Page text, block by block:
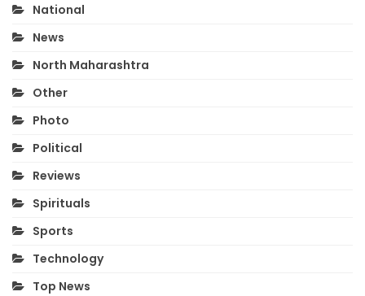
National
News
North Maharashtra
Other
Photo
Political
Reviews
Spirituals
Sports
Technology
Top News